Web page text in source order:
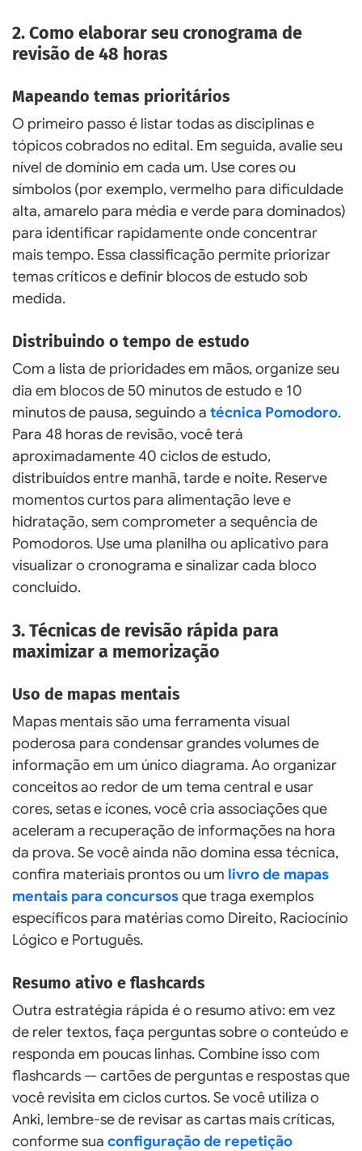
2. Como elaborar seu cronograma de
revisão de 48 horas
Mapeando temas prioritários
O primeiro passo é listar todas as disciplinas e
tópicos cobrados no edital. Em seguida, avalie seu
nível de domínio em cada um. Use cores ou
símbolos (por exemplo, vermelho para dificuldade
alta, amarelo para média e verde para dominados)
para identificar rapidamente onde concentrar
mais tempo. Essa classificação permite priorizar
temas críticos e definir blocos de estudo sob
medida.
Distribuindo o tempo de estudo
Com a lista de prioridades em mãos, organize seu
dia em blocos de 50 minutos de estudo e 10
minutos de pausa, seguindo a técnica Pomodoro.
Para 48 horas de revisão, você terá
aproximadamente 40 ciclos de estudo,
distribuídos entre manhã, tarde e noite. Reserve
momentos curtos para alimentação leve e
hidratação, sem comprometer a sequência de
Pomodoros. Use uma planilha ou aplicativo para
visualizar o cronograma e sinalizar cada bloco
concluído.
3. Técnicas de revisão rápida para
maximizar a memorização
Uso de mapas mentais
Mapas mentais são uma ferramenta visual
poderosa para condensar grandes volumes de
informação em um único diagrama. Ao organizar
conceitos ao redor de um tema central e usar
cores, setas e ícones, você cria associações que
aceleram a recuperação de informações na hora
da prova. Se você ainda não domina essa técnica,
confira materiais prontos ou um livro de mapas
mentais para concursosque traga exemplos
específicos para matérias como Direito, Raciocínio
Lógico e Português.
Resumo ativo e flashcards
Outra estratégia rápida é o resumo ativo: em vez
de reler textos, faça perguntas sobre o conteúdo e
responda em poucas linhas. Combine isso com
flashcards — cartões de perguntas e respostas que
você revisita em ciclos curtos. Se você utiliza o
Anki, lembre-se de revisar as cartas mais críticas,
conforme sua configuração de repetição